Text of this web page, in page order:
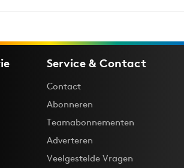
Service & Contact
Contact
Abonneren
Teamabonnementen
Adverteren
Veelgestelde Vragen